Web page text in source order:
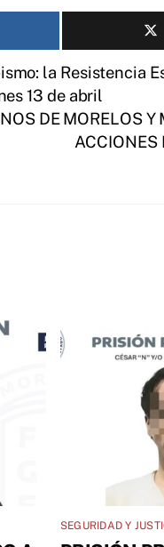
la Resistencia
13 de abril
DE MORELOS
ACCIONES
SEGURIDAD Y